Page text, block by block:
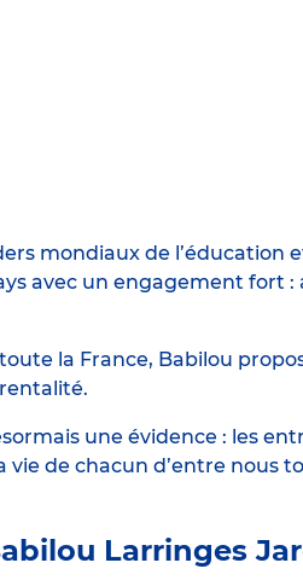
mondiaux de
avec un engagement
la France, Babilou
une évidence : les
de chacun d’entre nous
Larringes